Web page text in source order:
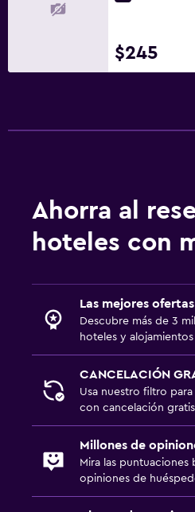
$245
Ahorra al
hoteles con
Las mejores
Descubre más de 3
hoteles y
CANCELACIÓN
Usa nuestro filtro
con cancelación
Millones de
Mira las puntuaciones
opiniones de